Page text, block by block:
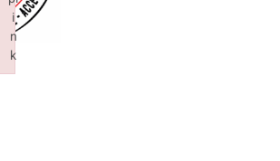
i
n
k
Failed to initialize plugin: wplink